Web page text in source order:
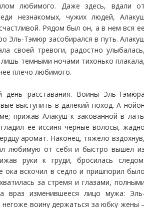
любимого. Даже здесь, вдали
незнакомых, чужих людей,
Рядом был он, а в нем вся
Эль-Тэмюр засобирался в путь.
своей тревоги, радостно
темными ночами тихонько
плечо любимого.
день расставания. Воины Эль-
выступить в далекий поход. А
прижав Алакуш к закованной в
ее иссиня черные волосы,
аромат. Наконец, тяжело
любимую от себя и быстро вышел
руки к груди, бросилась
ока вскочил в седло и пришпорил
за стремя и глазами,
враз изменившееся лицо мужа:
негоже воину держаться за юбку жены